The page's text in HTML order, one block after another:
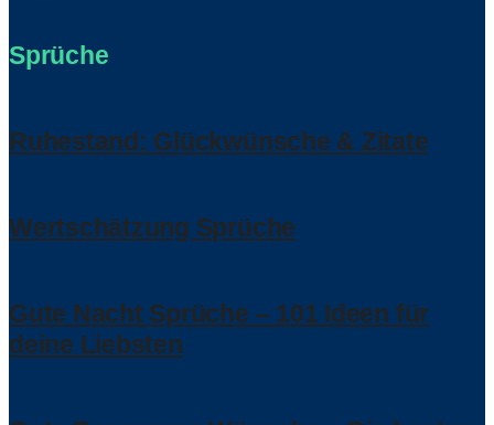
Sprüche
Ruhestand: Glückwünsche & Zitate
Wertschätzung Sprüche
Gute Nacht Sprüche – 101 Ideen für
deine Liebsten